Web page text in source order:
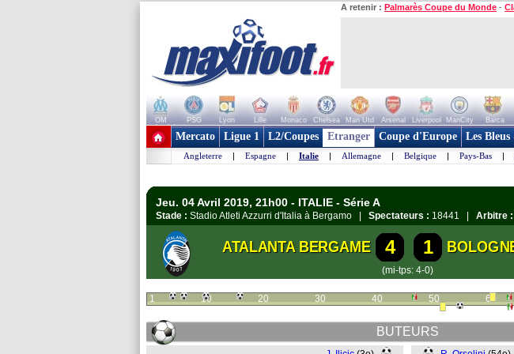
A retenir : Palmarès Coupe du Monde -
OM PSG Lyon Lille Monaco Chelsea Man Utd Arsenal Liverpool ManCity Barca
+ de clubs
Mercato Ligue 1 L2/Coupes Etranger Coupe d'Europe Les
Angleterre | Espagne | Italie | Allemagne | Belgique | Pays-Bas |
Jeu. 04 Avril 2019, 21h00 - ITALIE - Série A
Stade : Stadio Atleti Azzurri d'Italia à Bergamo | Spectateurs : 18441 | Arbitre :
ATALANTA BERGAME 4 1
(mi-tps: 4-0)
1 10 20 30 40 50 60
BUTEURS